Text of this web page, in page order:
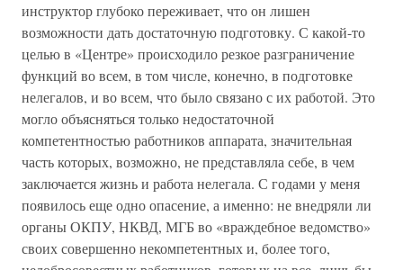
инструктор глубоко переживает, что он лишен
возможности дать достаточную подготовку. С какой-то
целью в «Центре» происходило резкое разграничение
функций во всем, в том числе, конечно, в подготовке
нелегалов, и во всем, что было связано с их работой. Это
могло объясняться только недостаточной
компетентностью работников аппарата, значительная
часть которых, возможно, не представляла себе, в чем
заключается жизнь и работа нелегала. С годами у меня
появилось еще одно опасение, а именно: не внедряли ли
органы ОКПУ, НКВД, МГБ во «враждебное ведомство»
своих совершенно некомпетентных и, более того,